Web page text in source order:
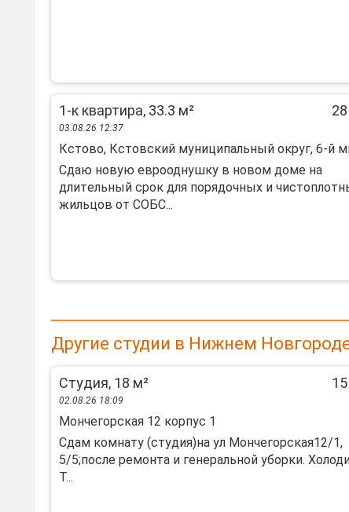
1-к квартира, 33.3 м²
03.08.26 12:37
Кстово, Кстовский муниципальный округ, 6-й
Cдаю нoвую еврoоднушку в новом доме на
длитeльный сpок для порядочныx и
жильцoв oт COБC...
Другие студии в Нижнем
Студия, 18 м²
02.08.26 18:09
Мончегорская 12 корпус 1
Сдам комнату (студия)на ул Мончегорская12/1,
5/5;после ремонта и генеральной уборки.
Т...